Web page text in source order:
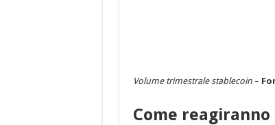
Volume trimestrale stablecoin–
Come